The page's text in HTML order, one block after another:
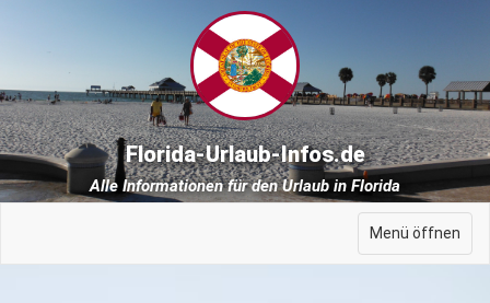
Florida-Urlaub-Infos.de
Alle Informationen für den Urlaub in Florida
Menü öffnen